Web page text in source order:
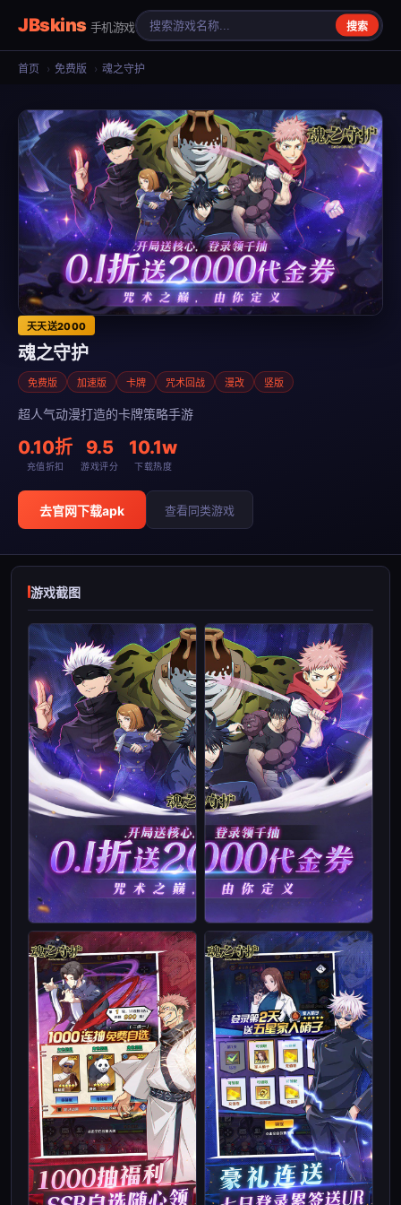
JBskins 手机游戏 搜索
首页 › 免费版 › 魂之守护
天天送2000
魂之守护
免费版 加速版 卡牌 咒术回战 漫改 竖版
超人气动漫打造的卡牌策略手游
0.10折
充值折扣
9.5
游戏评分
10.1w
下载热度
去官网下载apk 查看同类游戏
游戏截图